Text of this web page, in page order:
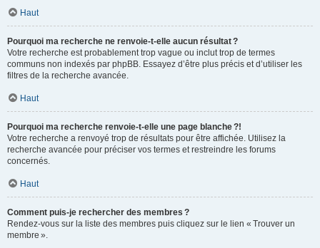
Haut
Pourquoi ma recherche ne renvoie-t-elle aucun résultat ?
Votre recherche est probablement trop vague ou inclut trop de termes
communs non indexés par phpBB. Essayez d’être plus précis et d’utiliser les
filtres de la recherche avancée.
Haut
Pourquoi ma recherche renvoie-t-elle une page blanche ?!
Votre recherche a renvoyé trop de résultats pour être affichée. Utilisez la
recherche avancée pour préciser vos termes et restreindre les forums
concernés.
Haut
Comment puis-je rechercher des membres ?
Rendez-vous sur la liste des membres puis cliquez sur le lien « Trouver un
membre ».